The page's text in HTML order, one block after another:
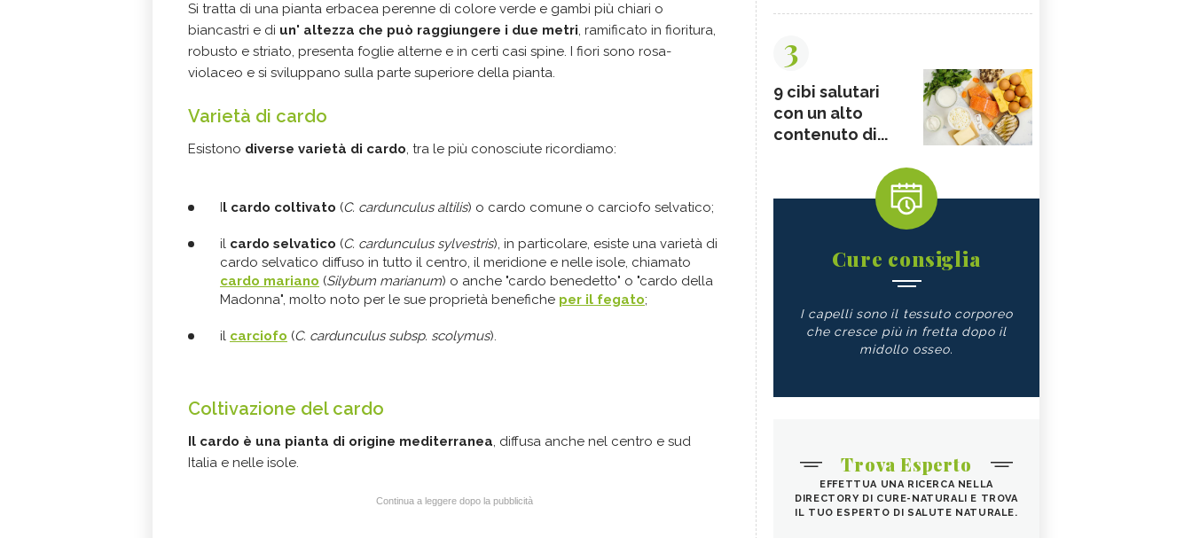
Si tratta di una pianta erbacea perenne di colore verde e gambi più chiari o
biancastri e di un' altezza che può raggiungere i due metri, ramificato in fioritura,
robusto e striato, presenta foglie alterne e in certi casi spine. I fiori sono rosa-
violaceo e si sviluppano sulla parte superiore della pianta.
Varietà di cardo
Esistono diverse varietà di cardo, tra le più conosciute ricordiamo:
Il cardo coltivato (C. cardunculus altilis) o cardo comune o carciofo selvatico;
il cardo selvatico (C. cardunculus sylvestris), in particolare, esiste una varietà di
cardo selvatico diffuso in tutto il centro, il meridione e nelle isole, chiamato
cardo mariano (Silybum marianum) o anche "cardo benedetto" o "cardo della
Madonna", molto noto per le sue proprietà benefiche per il fegato;
il carciofo (C. cardunculus subsp. scolymus).
Coltivazione del cardo
Il cardo è una pianta di origine mediterranea, diffusa anche nel centro e sud
Italia e nelle isole.
Continua a leggere dopo la pubblicità
3
9 cibi salutari
con un alto
contenuto di...
Cure consiglia
I capelli sono il tessuto corporeo
che cresce più in fretta dopo il
midollo osseo.
Trova Esperto
EFFETTUA UNA RICERCA NELLA
DIRECTORY DI CURE-NATURALI E TROVA
IL TUO ESPERTO DI SALUTE NATURALE.